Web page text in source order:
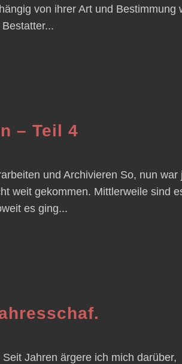
von ihrer Art und Bestimmung
– Teil 4
und Archivieren So, nun war
weit gekommen. Mittlerweile sind
es ging...
Jahren ärgere ich mich darüber,